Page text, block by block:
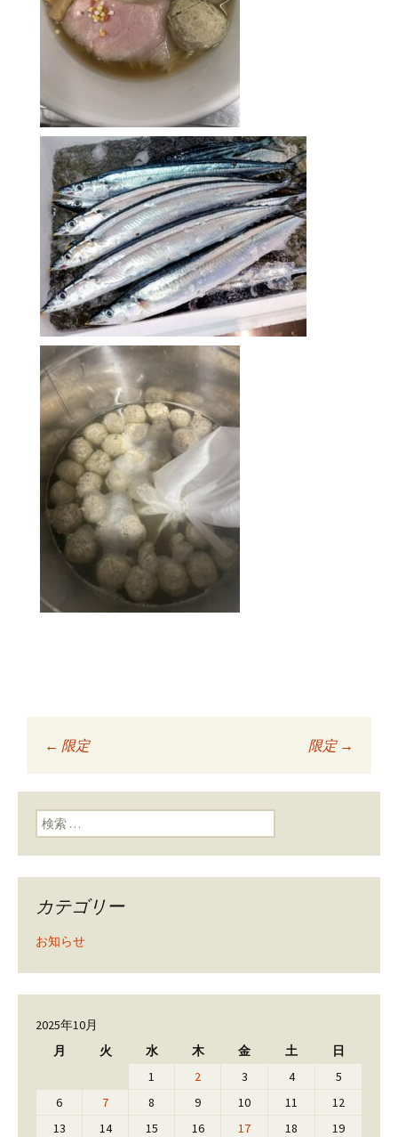
投稿ナビゲーショ
ン
← 限定 限定 →
検索:
カテゴリー
お知らせ
2025年10月
月
火 水 木 金 土 日
1 2 3 4
5
6
7 8 9 10 11
12
13
14 15 16 17 18
19